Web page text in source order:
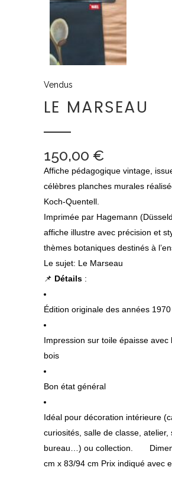
Vendus
LE MARSEAU
150,00 €
Affiche pédagogique vintage,
célèbres planches murales
Koch-Quentell.
Imprimée par Hagemann
affiche illustre avec précision et
thèmes botaniques destinés à
Le sujet: Le Marseau
📌 Détails :
Édition originale des années 1970
Impression sur toile épaisse avec
bois
Bon état général
Idéal pour décoration intérieure
curiosités, salle de classe, atelier,
bureau…) ou collection.
cm x 83/94 cm Prix indiqué avec